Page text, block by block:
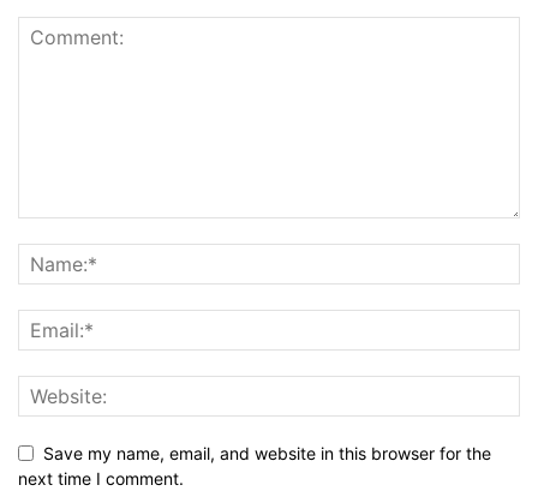
Save my name, email, and website in this browser for the
next time I comment.